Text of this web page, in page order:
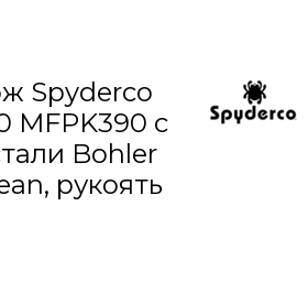
Spyderco
MFPK390 c
Bohler
рукоять